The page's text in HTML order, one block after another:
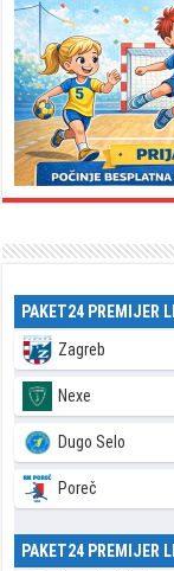
PAKET24 PREMIJER
Zagreb
Nexe
Dugo Selo
Poreč
PAKET24 PREMIJER